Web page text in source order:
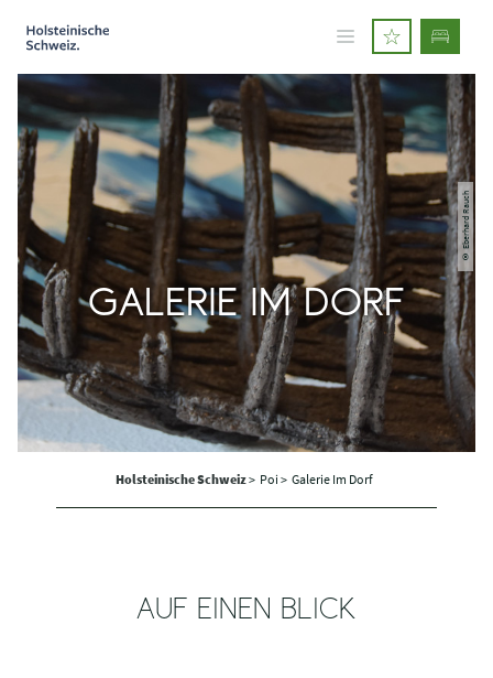
© Eberhard Rauch
GALERIE IM DORF
Holsteinische Schweiz> Poi > Galerie Im Dorf
AUF EINEN BLICK